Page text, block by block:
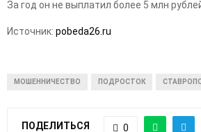
За год он не выплатил более 5 млн
Источник: pobeda26.ru
МОШЕННИЧЕСТВО ПОДРОСТОК
ПОДЕЛИТЬСЯ 0